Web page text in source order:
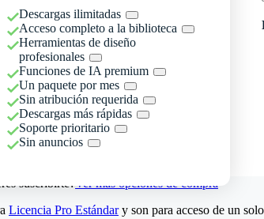
Descargas ilimitadas
Acceso completo a la biblioteca
Herramientas de diseño
profesionales
Funciones de IA premium
Un paquete por mes
Sin atribución requerida
Descargas más rápidas
Soporte prioritario
Sin anuncios
suscribirte?Ver más opciones de compra
Licencia Pro Estándary son para acceso de un